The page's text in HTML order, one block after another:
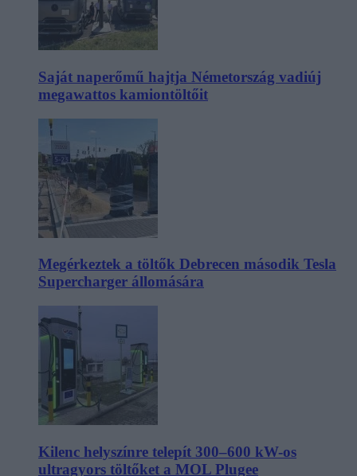
Saját naperőmű hajtja Németország vadiúj
megawattos kamiontöltőit
Megérkeztek a töltők Debrecen második Tesla
Supercharger állomására
Kilenc helyszínre telepít 300–600 kW-os
ultragyors töltőket a MOL Plugee